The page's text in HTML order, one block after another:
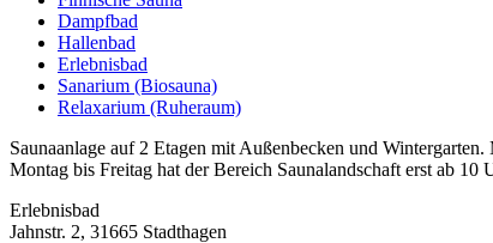
Dampfbad
Hallenbad
Erlebnisbad
Sanarium (Biosauna)
Relaxarium (Ruheraum)
Saunaanlage auf 2 Etagen mit Außenbecken und
Montag bis Freitag hat der Bereich Saunalandschaft erst ab 10
Erlebnisbad
Jahnstr. 2, 31665 Stadthagen